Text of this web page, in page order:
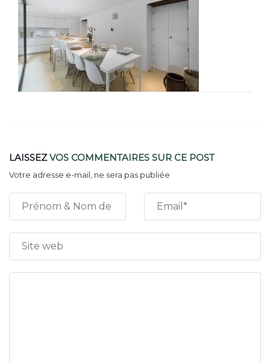
LAISSEZVOS COMMENTAIRES SUR CE POST
Votre adresse e-mail, ne sera pas publiée